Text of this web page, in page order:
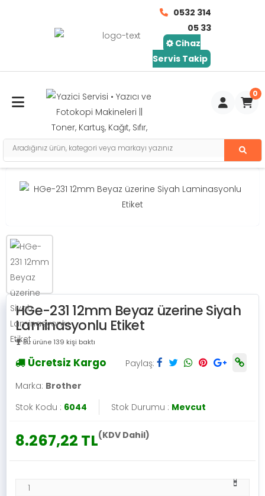
0532 314
05 33
Cihaz
Servis Takip
Toggle mobile menu 0
HGe-231 12mm Beyaz üzerine Siyah
Laminasyonlu Etiket
Bu ürüne 139 kişi baktı
Ücretsiz Kargo
Paylaş:
Marka: Brother
Stok Kodu : 6044 Stok Durumu : Mevcut
8.267,22 TL(KDV Dahil)